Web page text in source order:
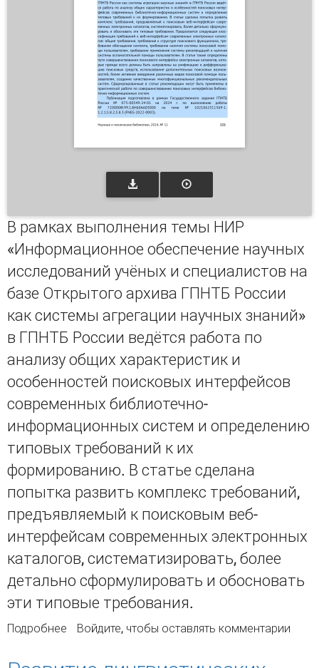
В рамках выполнения темы НИР
«Информационное обеспечение научных
исследований учёных и специалистов на
базе Открытого архива ГПНТБ России
как системы агрегации научных знаний»
в ГПНТБ России ведётся работа по
анализу общих характеристик и
особенностей поисковых интерфейсов
современных библиотечно-
информационных систем и определению
типовых требований к их
формированию. В статье сделана
попытка развить комплекс требований,
предъявляемый к поисковым веб-
интерфейсам современных электронных
каталогов, систематизировать, более
детально сформулировать и обосновать
эти типовые требования.
Подробнее о Формирование типовых требований к
Войдите, чтобы оставлять комментарии